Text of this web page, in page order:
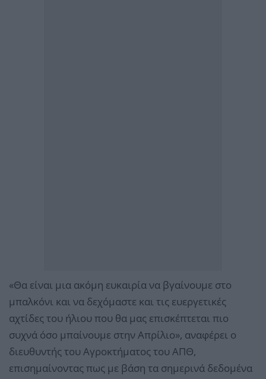
«Θα είναι μια ακόμη ευκαιρία να βγαίνουμε στο
μπαλκόνι και να δεχόμαστε και τις ευεργετικές
αχτίδες του ήλιου που θα μας επισκέπτεται πιο
συχνά όσο μπαίνουμε στην Απρίλιο», αναφέρει ο
διευθυντής του Αγροκτήματος του ΑΠΘ,
επισημαίνοντας πως με βάση τα σημερινά δεδομένα